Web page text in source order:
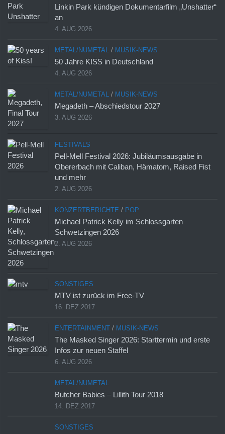
Linkin Park kündigen Dokumentarfilm „Unshatter“
an
4. AUG 2026
METAL/NUMETAL / MUSIK-NEWS
50 Jahre KISS in Deutschland
4. AUG 2026
METAL/NUMETAL / MUSIK-NEWS
Megadeth – Abschiedstour 2027
3. AUG 2026
FESTIVALS
Pell-Mell Festival 2026: Jubiläumsausgabe in
Obererbach mit Caliban, Hämatom, Raised Fist
und mehr
2. AUG 2026
KONZERTBERICHTE / POP
Michael Patrick Kelly im Schlossgarten
Schwetzingen 2026
2. AUG 2026
SONSTIGES
MTV ist zurück im Free-TV
16. DEZ 2017
ENTERTAINMENT / MUSIK-NEWS
The Masked Singer 2026: Starttermin und erste
Infos zur neuen Staffel
6. AUG 2026
METAL/NUMETAL
Butcher Babies – Lillith Tour 2018
14. DEZ 2017
SONSTIGES